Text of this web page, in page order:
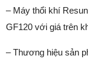
– Máy thổi khí
GF120 với giá trên
– Thương hiệu sản